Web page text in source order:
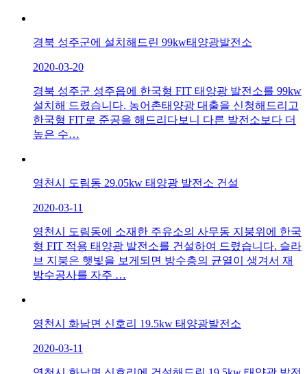
경북 성주군에 설치해드린 99kw태양광발전소
2020-03-20
경북 성주군 성주읍에 한국형 FIT 태양광 발전소를 99kw
설치해 드렸습니다. 농어촌태양광 대출을 신청해드리고
한국형 FIT로 준공을 해드리다보니 다른 발전소보다 더
높은 수…
영천시 도림동 29.05kw 태양광 발전소 건설
2020-03-11
영천시 도림동에 소재한 주유소의 사무동 지붕위에 한국
형 FIT 적용 태양광 발전소를 건설하여 드렸습니다. 슬라
브 지붕은 햇빛을 보게되면 방수층의 균열이 생겨서 재
방수공사를 자주 …
영천시 화남면 신호리 19.5kw 태양광발전소
2020-03-11